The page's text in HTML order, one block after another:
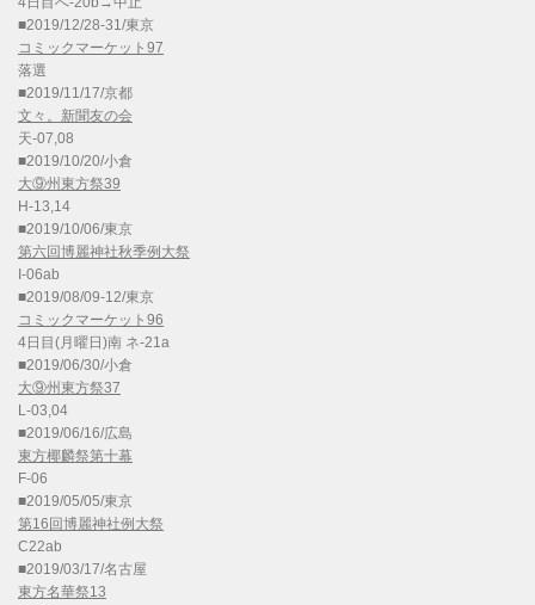
■2019/12/28-31/東京
コミックマーケット97
落選
■2019/11/17/京都
文々。新聞友の会
天-07,08
■2019/10/20/小倉
大⑨州東方祭39
H-13,14
■2019/10/06/東京
第六回博麗神社秋季例大祭
I-06ab
■2019/08/09-12/東京
コミックマーケット96
4日目(月曜日)南 ネ-21a
■2019/06/30/小倉
大⑨州東方祭37
L-03,04
■2019/06/16/広島
東方椰麟祭第十幕
F-06
■2019/05/05/東京
第16回博麗神社例大祭
C22ab
■2019/03/17/名古屋
東方名華祭13